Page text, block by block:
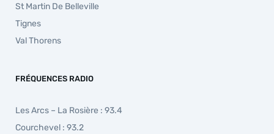
St Martin De Belleville
Tignes
Val Thorens
FRÉQUENCES RADIO
Les Arcs – La Rosière : 93.4
Courchevel : 93.2